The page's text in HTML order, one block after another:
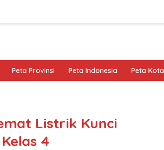
Peta Provinsi Peta Indonesia Peta Kota
Listrik Kunci
4